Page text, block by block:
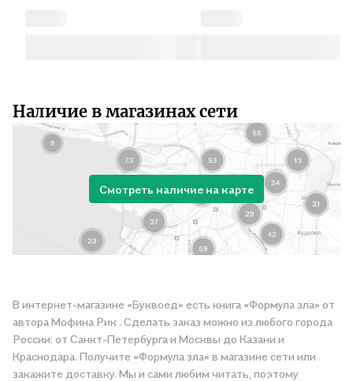
Наличие в магазинах сети
Смотреть наличие на карте
В интернет-магазине «Буквоед» есть книга «Формула зла» от
автора Мофина Рик . Сделать заказ можно из любого города
России: от Санкт-Петербурга и Москвы до Казани и
Краснодара. Получите «Формула зла» в магазине сети или
закажите доставку. Мы и сами любим читать, поэтому